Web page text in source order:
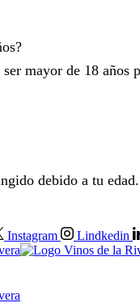
mayor de 18 años
debido a tu edad.
Instagram Lindkedin